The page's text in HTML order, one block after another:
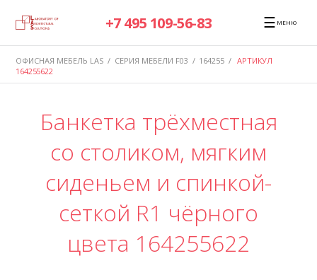
+7 495 109-56-83 ☰ МЕНЮ
ОФИСНАЯ МЕБЕЛЬ LAS / СЕРИЯ МЕБЕЛИ F03 / 164255 / АРТИКУЛ
164255622
Банкетка трёхместная
со столиком, мягким
сиденьем и спинкой-
сеткой R1 чёрного
цвета 164255622